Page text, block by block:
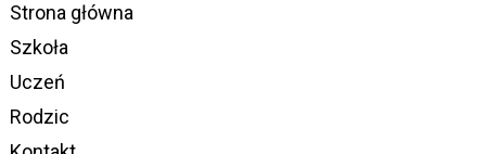
Strona główna
Szkoła
Uczeń
Rodzic